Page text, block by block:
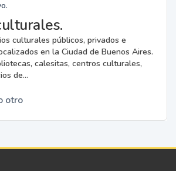
culturales públicos, privados e
en la Ciudad de Buenos Aires.
calesitas, centros culturales,
de...
otro